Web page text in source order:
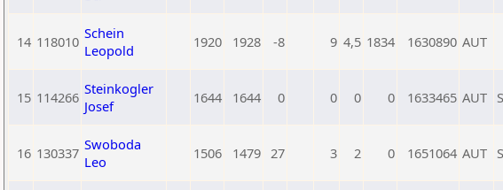
14 118010 Schein
Leopold
1920 1928 -8 9 4,5 1834 1630890 AUT
15 114266 Steinkogler
Josef
1644 1644 0 0 0 0 1633465 AUT
16 130337 Swoboda
Leo
1506 1479 27 3 2 0 1651064 AUT